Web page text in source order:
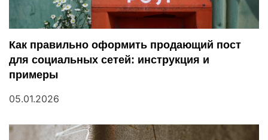
я
п
о
з
Как правильно оформить продающий пост
для социальных сетей: инструкция и
примеры
05.01.2026